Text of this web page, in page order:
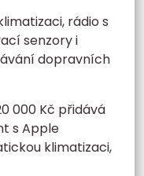
rádio s
senzory i
dopravních
000 Kč přidává
s Apple
klimatizaci,